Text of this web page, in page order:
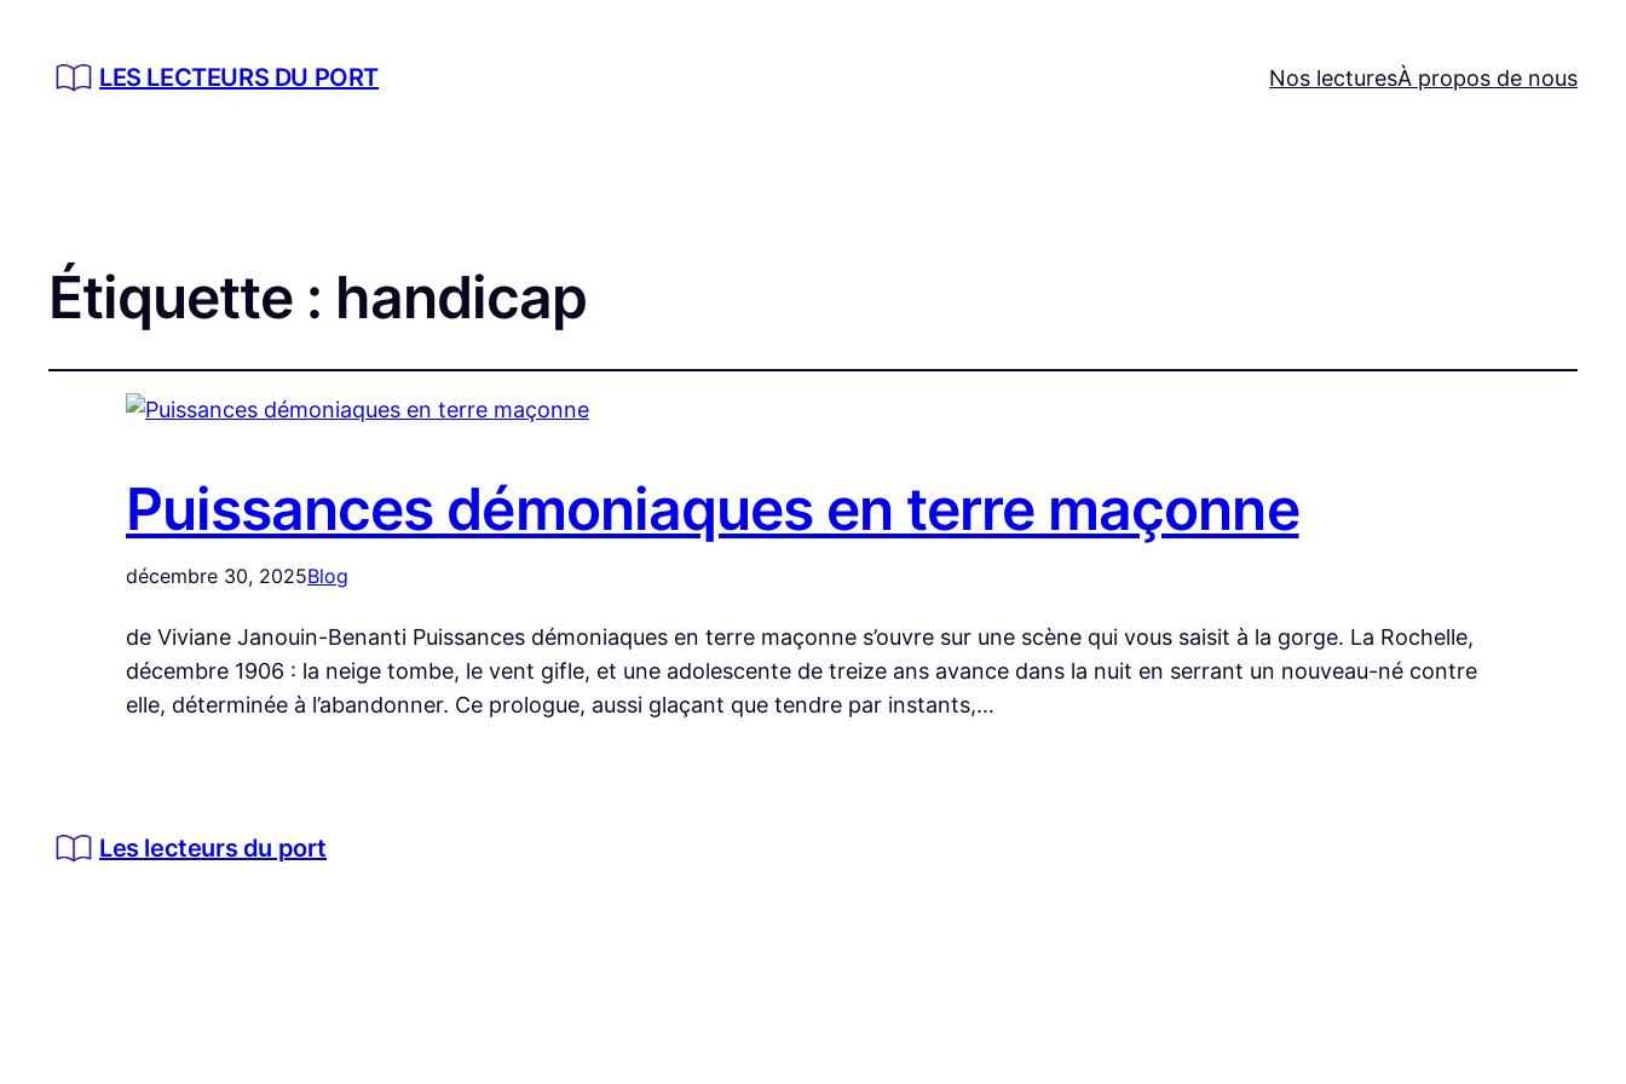
LES LECTEURS DU PORT Nos lecturesÀ propos de nous
Étiquette : handicap
Puissances démoniaques en terre maçonne
décembre 30, 2025Blog
de Viviane Janouin-Benanti Puissances démoniaques en terre maçonne s’ouvre sur une scène qui vous saisit à la gorge. La Rochelle,
décembre 1906 : la neige tombe, le vent gifle, et une adolescente de treize ans avance dans la nuit en serrant un nouveau-né contre
elle, déterminée à l’abandonner. Ce prologue, aussi glaçant que tendre par instants,…
Les lecteurs du port